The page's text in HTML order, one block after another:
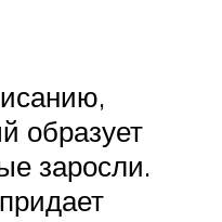
образует
заросли.